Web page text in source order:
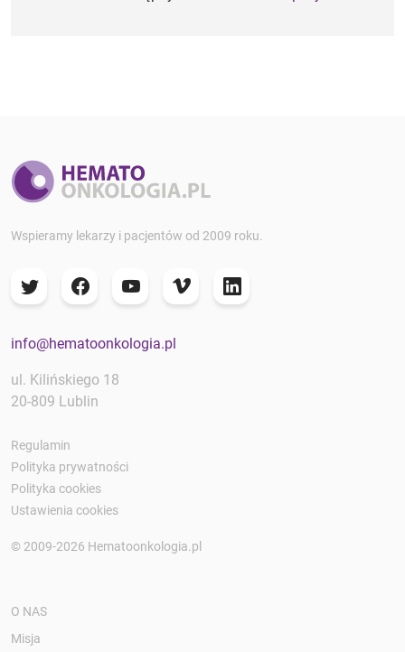
Wspieramy lekarzy i pacjentów od 2009 roku.
info@hematoonkologia.pl
ul. Kilińskiego 18
20-809 Lublin
Regulamin
Polityka prywatności
Polityka cookies
Ustawienia cookies
© 2009-2026 Hematoonkologia.pl
O NAS
Misja